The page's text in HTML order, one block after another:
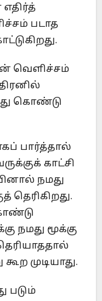
படாத
வெளிச்சம்
கொண்டு
பார்த்தால்
காட்சி
நமது
தெரிகிறது.
நமது மூக்கு
முடியாது.
படும்